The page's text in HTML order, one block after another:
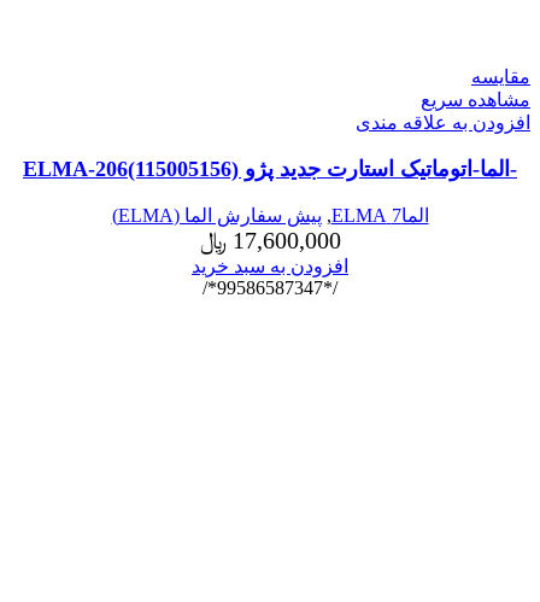
مقایسه
مشاهده سریع
افزودن به علاقه مندی
-الما-اتوماتیک استارت جدید پژو ELMA-206(115005156)
الما7 ELMA , پیش سفارش الما (ELMA)
17,600,000 ﷼
افزودن به سبد خرید
/*99586587347*/